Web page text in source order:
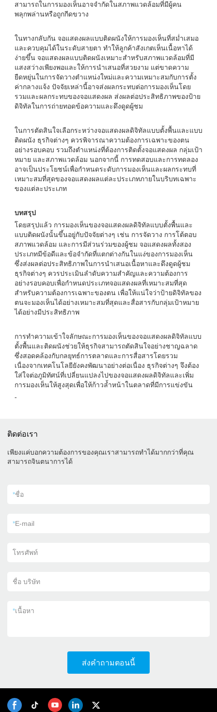
สามารถในการมองเห็นอาจจำกัดในสภาพแวดล้อมที่มีผู้คน
พลุกพล่านหรือถูกกีดขวาง
ในทางกลับกัน จอแสดงผลแบบติดผนังให้การมองเห็นที่สม่ำเสมอ
และควบคุมได้ในระดับสายตา ทำให้ลูกค้าสังเกตเห็นเนื้อหาได้
ง่ายขึ้น จอแสดงผลแบบติดผนังเหมาะสำหรับสภาพแวดล้อมที่มี
แสงสว่างเพียงพอและให้การนำเสนอที่สวยงาม แต่ขาดความ
ยืดหยุ่นในการจัดวางตำแหน่งใหม่และความเหมาะสมกับการตั้ง
ค่ากลางแจ้ง ปัจจัยเหล่านี้อาจส่งผลกระทบต่อการมองเห็นโดย
รวมและผลกระทบของจอแสดงผล ส่งผลต่อประสิทธิภาพของป้าย
ดิจิทัลในการถ่ายทอดข้อความและดึงดูดผู้ชม
ในการตัดสินใจเลือกระหว่างจอแสดงผลดิจิทัลแบบตั้งพื้นและแบบ
ติดผนัง ธุรกิจต่างๆ ควรพิจารณาความต้องการเฉพาะของตน
อย่างรอบคอบ รวมถึงตำแหน่งที่ต้องการติดตั้งจอแสดงผล กลุ่มเป้า
หมาย และสภาพแวดล้อม นอกจากนี้ การทดสอบและการทดลอง
อาจเป็นประโยชน์เพื่อกำหนดระดับการมองเห็นและผลกระทบที่
เหมาะสมที่สุดของจอแสดงผลแต่ละประเภทภายในบริบทเฉพาะ
ของแต่ละประเภท
บทสรุป
โดยสรุปแล้ว การมองเห็นของจอแสดงผลดิจิทัลแบบตั้งพื้นและ
แบบติดผนังนั้นขึ้นอยู่กับปัจจัยต่างๆ เช่น การจัดวาง การโต้ตอบ
สภาพแวดล้อม และการมีส่วนร่วมของผู้ชม จอแสดงผลทั้งสอง
ประเภทมีข้อดีและข้อจำกัดที่แตกต่างกันในแง่ของการมองเห็น
ซึ่งส่งผลต่อประสิทธิภาพในการนำเสนอเนื้อหาและดึงดูดผู้ชม
ธุรกิจต่างๆ ควรประเมินลำดับความสำคัญและความต้องการ
อย่างรอบคอบเพื่อกำหนดประเภทจอแสดงผลที่เหมาะสมที่สุด
สำหรับความต้องการเฉพาะของตน เพื่อให้แน่ใจว่าป้ายดิจิทัลของ
ตนจะมองเห็นได้อย่างเหมาะสมที่สุดและสื่อสารกับกลุ่มเป้าหมาย
ได้อย่างมีประสิทธิภาพ
การทำความเข้าใจลักษณะการมองเห็นของจอแสดงผลดิจิทัลแบบ
ตั้งพื้นและติดผนังช่วยให้ธุรกิจสามารถตัดสินใจอย่างชาญฉลาด
ซึ่งสอดคล้องกับกลยุทธ์การตลาดและการสื่อสารโดยรวม
เนื่องจากเทคโนโลยียังคงพัฒนาอย่างต่อเนื่อง ธุรกิจต่างๆ จึงต้อง
ใส่ใจต่อภูมิทัศน์ที่เปลี่ยนแปลงไปของจอแสดงผลดิจิทัลและเพิ่ม
การมองเห็นให้สูงสุดเพื่อให้ก้าวล้ำหน้าในตลาดที่มีการแข่งขัน
-
ติดต่อเรา
เพียงแค่บอกความต้องการของคุณเราสามารถทำได้มากกว่าที่คุณ
สามารถจินตนาการได้
*ชื่อ
*E-mail
โทรศัพท์
ชื่อ บริษัท
*เนื้อหา
ส่งคำถามตอนนี้